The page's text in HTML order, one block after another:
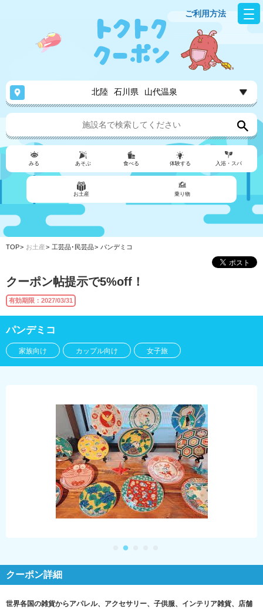
ご利用方法
北陸 石川県 山代温泉
みる あそぶ 食べる 体験する 入浴・スパ
お土産 乗り物
TOP お土産 工芸品･民芸品 パンデミコ
クーポン帖提示で5%off！
有効期限：2027/03/31
パンデミコ
家族向け カップル向け 女子旅
クーポン詳細
世界各国の雑貨からアパレル、アクセサリー、子供服、インテリア雑貨、店舗